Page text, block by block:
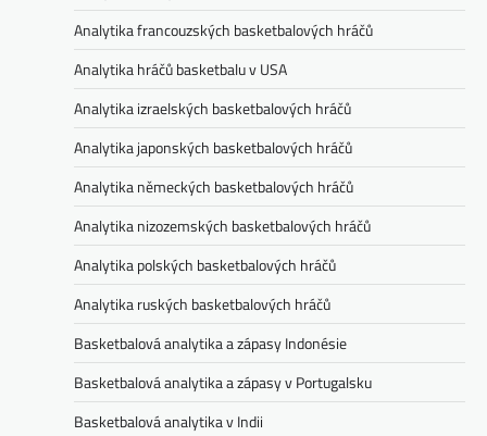
Analytika francouzských basketbalových hráčů
Analytika hráčů basketbalu v USA
Analytika izraelských basketbalových hráčů
Analytika japonských basketbalových hráčů
Analytika německých basketbalových hráčů
Analytika nizozemských basketbalových hráčů
Analytika polských basketbalových hráčů
Analytika ruských basketbalových hráčů
Basketbalová analytika a zápasy Indonésie
Basketbalová analytika a zápasy v Portugalsku
Basketbalová analytika v Indii